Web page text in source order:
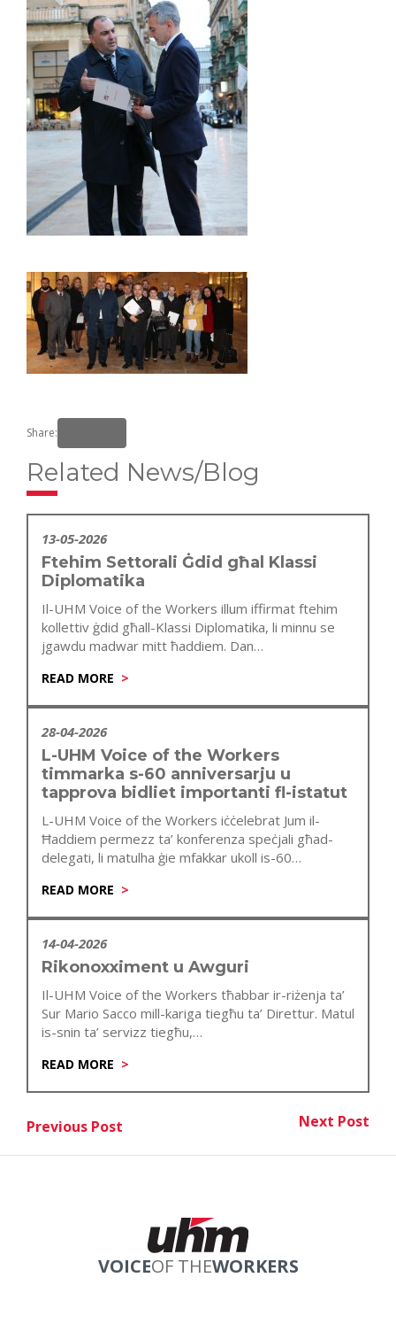
Share:
Related News/Blog
13-05-2026
Ftehim Settorali Ġdid għal Klassi
Diplomatika
Il-UHM Voice of the Workers illum iffirmat ftehim
kollettiv ġdid għall-Klassi Diplomatika, li minnu se
jgawdu madwar mitt ħaddiem. Dan…
READ MORE
28-04-2026
L-UHM Voice of the Workers
timmarka s-60 anniversarju u
tapprova bidliet importanti fl-istatut
L-UHM Voice of the Workers iċċelebrat Jum il-
Ħaddiem permezz ta’ konferenza speċjali għad-
delegati, li matulha ġie mfakkar ukoll is-60
READ MORE
14-04-2026
Rikonoxximent u Awguri
Il-UHM Voice of the Workers tħabbar ir-riżenja ta’
Sur Mario Sacco mill-kariga tiegħu ta’ Direttur. Matul
is-snin ta’ servizz tiegħu,…
READ MORE
Post
navigation
Previous Post
Previous Post Next Post
VOICEOF THEWORKERS